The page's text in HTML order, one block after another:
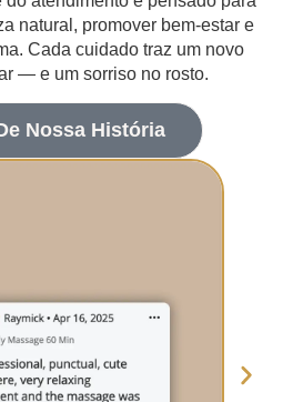
natural, promover bem-estar e
Cada cuidado traz um novo
— e um sorriso no rosto.
Nossa História